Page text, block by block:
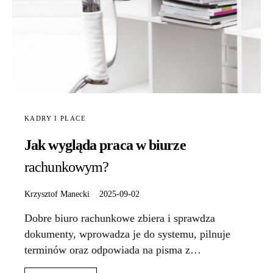
KADRY I PŁACE
​Jak wygląda praca w biurze
rachunkowym?
Krzysztof Manecki 2025-09-02
Dobre biuro rachunkowe zbiera i sprawdza
dokumenty, wprowadza je do systemu, pilnuje
terminów oraz odpowiada na pisma z…